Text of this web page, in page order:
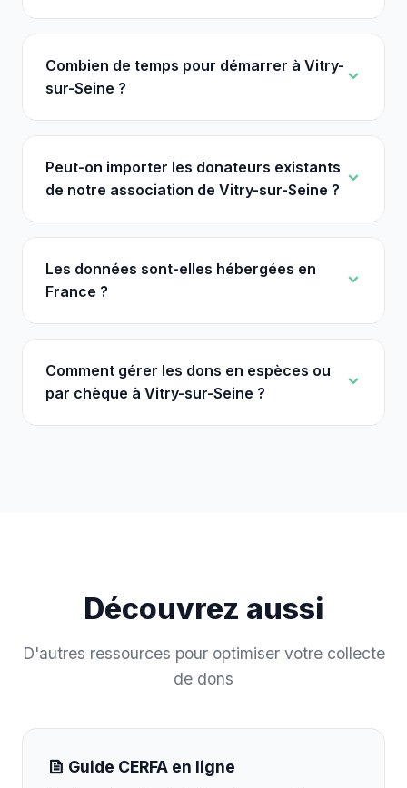
Combien de temps pour démarrer à Vitry-
sur-Seine ?
Peut-on importer les donateurs existants
de notre association de Vitry-sur-Seine ?
Les données sont-elles hébergées en
France ?
Comment gérer les dons en espèces ou
par chèque à Vitry-sur-Seine ?
Découvrez aussi
D'autres ressources pour optimiser votre collecte
de dons
Guide CERFA en ligne